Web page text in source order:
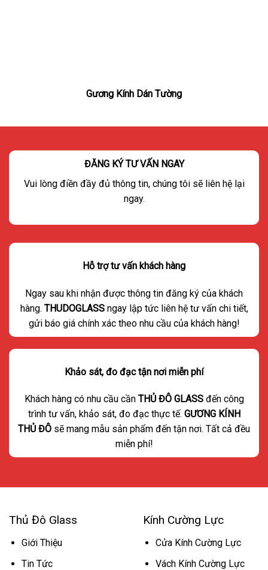
Gương Kính Dán Tường
ĐĂNG KÝ TƯ VẤN NGAY
Vui lòng điền đầy đủ thông tin, chúng tôi sẽ liên hệ lại
ngay.
Hỗ trợ tư vấn khách hàng
Ngay sau khi nhận được thông tin đăng ký của khách
hàng. THUDOGLASS ngay lập tức liên hệ tư vấn chi tiết,
gửi báo giá chính xác theo nhu cầu của khách hàng!
Khảo sát, đo đạc tận nơi miễn phí
Khách hàng có nhu cầu cần THỦ ĐÔ GLASS đến công
trình tư vấn, khảo sát, đo đạc thực tế. GƯƠNG KÍNH
THỦ ĐÔ sẽ mang mẫu sản phẩm đến tận nơi. Tất cả đều
miễn phí!
Thủ Đô Glass
Giới Thiệu
Tin Tức
Kính Cường Lực
Cửa Kính Cường Lực
Vách Kính Cường Lực